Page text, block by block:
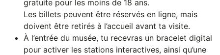
gratuite pour les moins de 18 ans.
Les billets peuvent être réservés en ligne, mais
doivent être retirés à l’accueil avant ta visite.
À l’entrée du musée, tu recevras un bracelet digital
pour activer les stations interactives, ainsi qu’une